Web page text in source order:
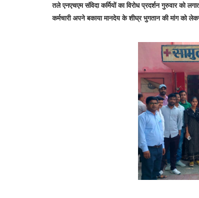
तले एनएचएम संविदा कर्मियों का विरोध प्रदर्शन गुरुवार को
कर्मचारी अपने बकाया मानदेय के शीघ्र भुगतान की मांग को